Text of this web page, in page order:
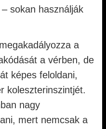
sokan használják
a
a vérben, de
képes feloldani,
koleszterinszintjét.
nagy
mert nemcsak a